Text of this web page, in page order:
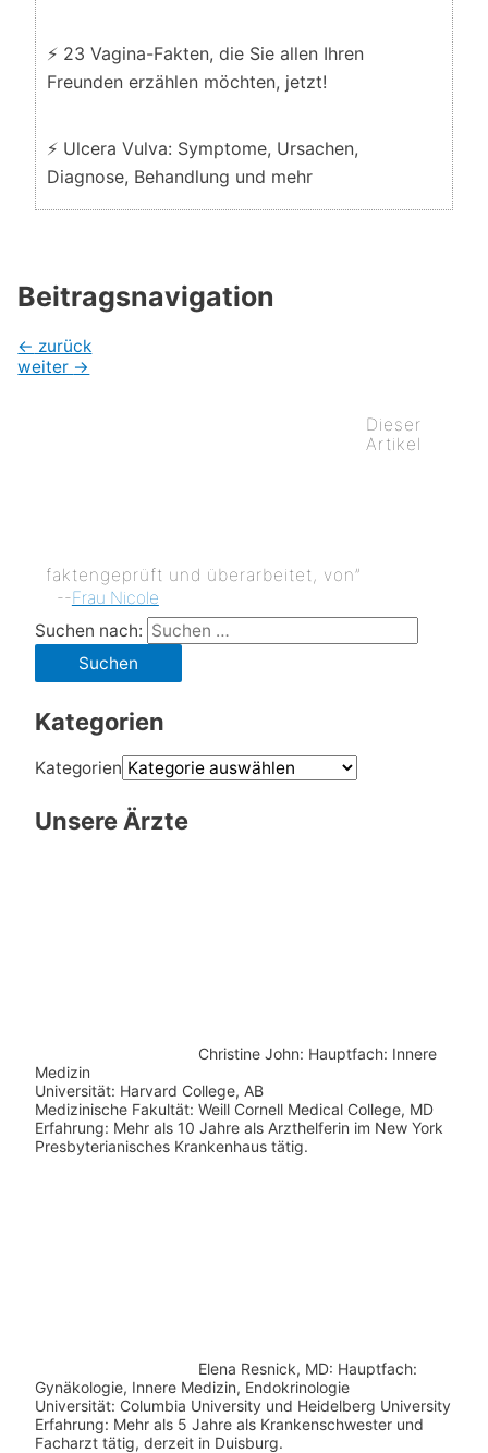
⚡ 23 Vagina-Fakten, die Sie allen Ihren
Freunden erzählen möchten, jetzt!
⚡ Ulcera Vulva: Symptome, Ursachen,
Diagnose, Behandlung und mehr
Beitragsnavigation
← zurück
weiter →
Dieser
Artikel
faktengeprüft und überarbeitet, von”
--Frau Nicole
Suchen nach:
Kategorien
Kategorien
Unsere Ärzte
Christine John: Hauptfach: Innere
Medizin
Universität: Harvard College, AB
Medizinische Fakultät: Weill Cornell Medical College, MD
Erfahrung: Mehr als 10 Jahre als Arzthelferin im New York
Presbyterianisches Krankenhaus tätig.
Elena Resnick, MD: Hauptfach:
Gynäkologie, Innere Medizin, Endokrinologie
Universität: Columbia University und Heidelberg University
Erfahrung: Mehr als 5 Jahre als Krankenschwester und
Facharzt tätig, derzeit in Duisburg.